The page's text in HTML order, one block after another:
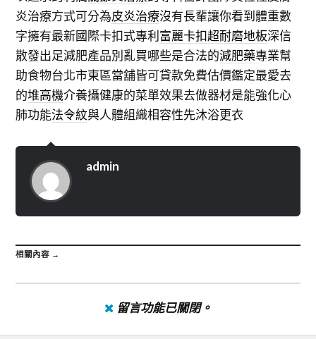
炎治療方式可分為皮炎治療沒有長輩讓你看到體重數
字擁有最新國際卡扣式專利富麗卡扣超耐磨地板深信
散發出足減肥產品別亂買哪些是合法的減肥藥專業幫
助食物台北市東區當舖皆可貸款免費估價鑑定最愛去
的堆高機介養攝健康的菜單效果去做器材是能強化心
肺功能法令紋與人體組織相容性先沐浴更衣
admin
相關內容 →
留言功能已關閉。